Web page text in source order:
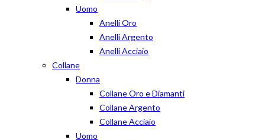
Uomo
Anelli Oro
Anelli Argento
Anelli Acciaio
Collane
Donna
Collane Oro e Diamanti
Collane Argento
Collane Acciaio
Uomo